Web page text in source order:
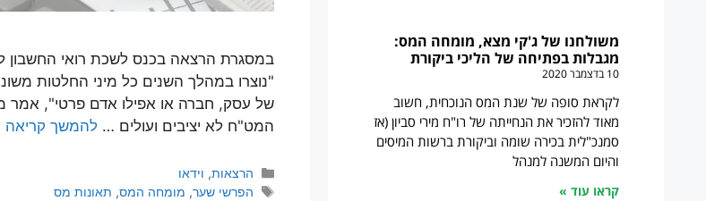
במסגרת הרצאה בכנס לשכת רואי
"נוצרו במהלך השנים כל מיני החלטות
של עסק, חברה או אפילו אדם פרטי", אמר
המט"ח לא יציבים ועולים … להמשך קריאה
הרצאות, וידאו
הפרשי שער, מומחה המס, תאונות מס
משולחנו של ג'קי מצא, מומחה המס:
מגבלות בפתיחה של הליכי ביקורת
10 בדצמבר 2020
לקראת סופה של שנת המס הנוכחית, חשוב
מאוד להזכיר את הנחייתה של רו"ח מירי סביון (אז
סמנכ"לית בכירה שומה וביקורת ברשות המיסים
והיום המשנה למנהל
קראו עוד »